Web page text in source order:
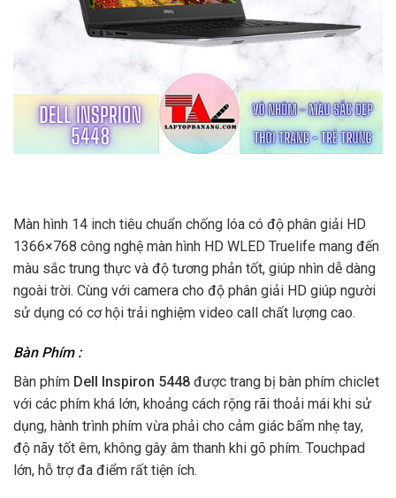
Màn hình 14 inch tiêu chuẩn chống lóa có độ phân giải HD
1366×768 công nghệ màn hình HD WLED Truelife mang đến
màu sắc trung thực và độ tương phản tốt, giúp nhìn dễ dàng
ngoài trời. Cùng với camera cho độ phân giải HD giúp người
sử dụng có cơ hội trải nghiệm video call chất lượng cao.
Bàn Phím :
Bàn phím Dell Inspiron 5448 được trang bị bàn phím chiclet
với các phím khá lớn, khoảng cách rộng rãi thoải mái khi sử
dụng, hành trình phím vừa phải cho cảm giác bấm nhẹ tay,
độ nãy tốt êm, không gây âm thanh khi gõ phím. Touchpad
lớn, hỗ trợ đa điểm rất tiện ích.